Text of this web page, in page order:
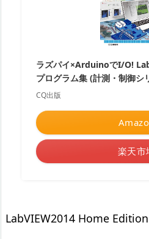
ラズパイ×ArduinoでI/O!
プログラム集 (計測・制御シ
CQ出版
楽天市
LabVIEW2014 Home